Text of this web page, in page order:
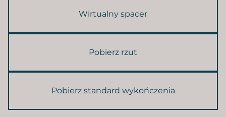
Wirtualny spacer
Pobierz rzut
Pobierz standard wykończenia